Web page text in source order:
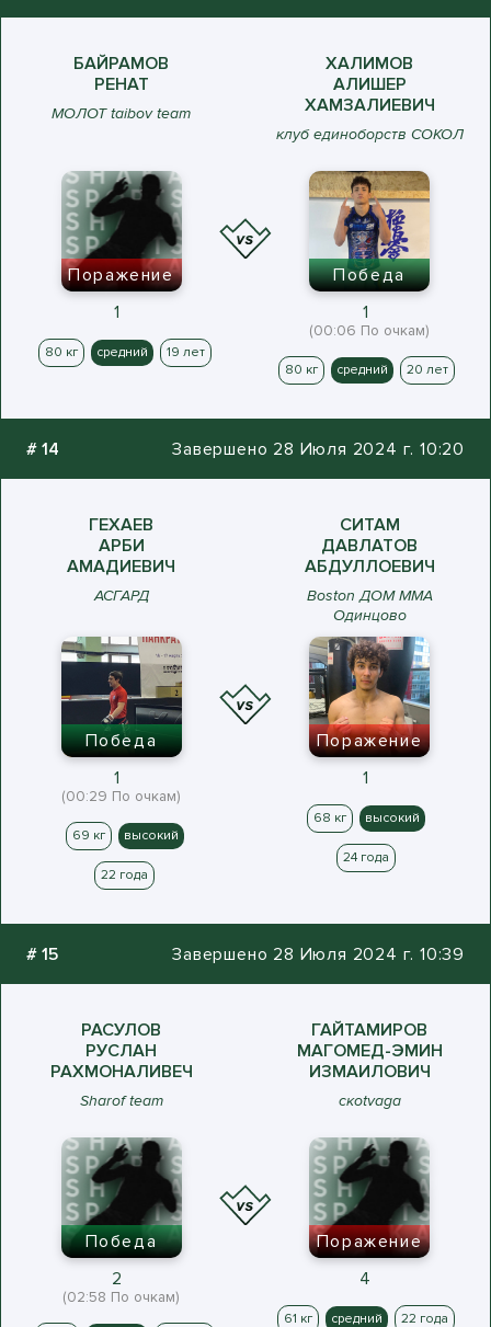
БАЙРАМОВ
РЕНАТ
МОЛОТ taibov team
ХАЛИМОВ
АЛИШЕР
ХАМЗАЛИЕВИЧ
клуб единоборств СОКОЛ
Поражение
1
80 кг средний 19 лет
Победа
1
(00:06 По очкам)
80 кг средний 20 лет
# 14 Завершено 28 Июля 2024 г. 10:20
ГЕХАЕВ
АРБИ
АМАДИЕВИЧ
АСГАРД
СИТАМ
ДАВЛАТОВ
АБДУЛЛОЕВИЧ
Boston ДОМ ММА
Одинцово
Победа
1
(00:29 По очкам)
69 кг высокий
22 года
Поражение
1
68 кг высокий
24 года
# 15 Завершено 28 Июля 2024 г. 10:39
РАСУЛОВ
РУСЛАН
РАХМОНАЛИВЕЧ
Sharof team
ГАЙТАМИРОВ
МАГОМЕД-ЭМИН
ИЗМАИЛОВИЧ
скotvaga
Победа
2
(02:58 По очкам)
Поражение
4
61 кг средний 22 года